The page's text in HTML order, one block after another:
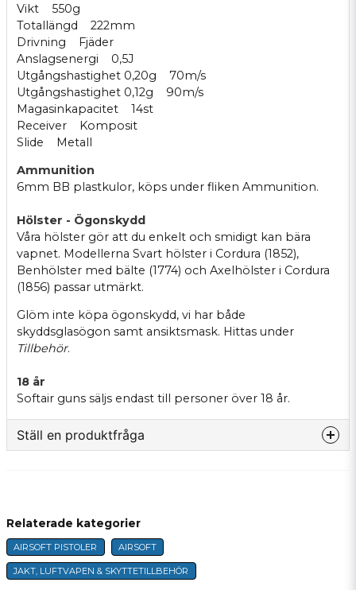
Vikt 550g
Totallängd 222mm
Drivning Fjäder
Anslagsenergi 0,5J
Utgångshastighet 0,20g 70m/s
Utgångshastighet 0,12g 90m/s
Magasinkapacitet 14st
Receiver Komposit
Slide Metall
Ammunition
6mm BB plastkulor, köps under fliken Ammunition.
Hölster - Ögonskydd
Våra hölster gör att du enkelt och smidigt kan bära
vapnet. Modellerna Svart hölster i Cordura (1852),
Benhölster med bälte (1774) och Axelhölster i Cordura
(1856) passar utmärkt.
Glöm inte köpa ögonskydd, vi har både
skyddsglasögon samt ansiktsmask. Hittas under
Tillbehör.
18 år
Softair guns säljs endast till personer över 18 år.
Ställ en produktfråga
name
Namn
Relaterade kategorier
AIRSOFT PISTOLER AIRSOFT
JAKT, LUFTVAPEN & SKYTTETILLBEHÖR